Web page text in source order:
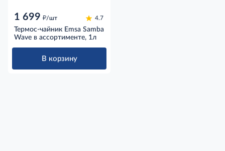
1 699 д/шт 4.7
Термос-чайник Emsa Samba
Wave в ассортименте, 1л
В корзину